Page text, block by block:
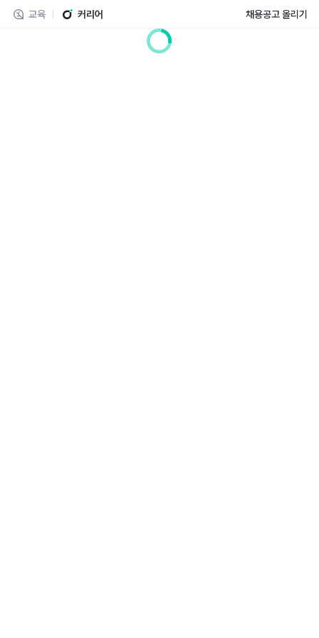
교육 커리어 채용공고 올리기